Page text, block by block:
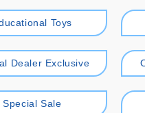
Toys
Dealer Exclusive
Special Sale